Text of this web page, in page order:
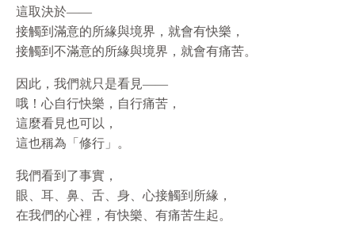
這取決於——
接觸到滿意的所緣與境界，就會有快樂，
接觸到不滿意的所緣與境界，就會有痛苦。
因此，我們就只是看見——
哦！心自行快樂，自行痛苦，
這麼看見也可以，
這也稱為「修行」。
我們看到了事實，
眼、耳、鼻、舌、身、心接觸到所緣，
在我們的心裡，有快樂、有痛苦生起。